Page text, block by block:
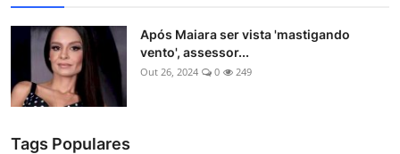
Após Maiara ser vista 'mastigando
vento', assessor...
Out 26, 2024 0 249
Tags Populares